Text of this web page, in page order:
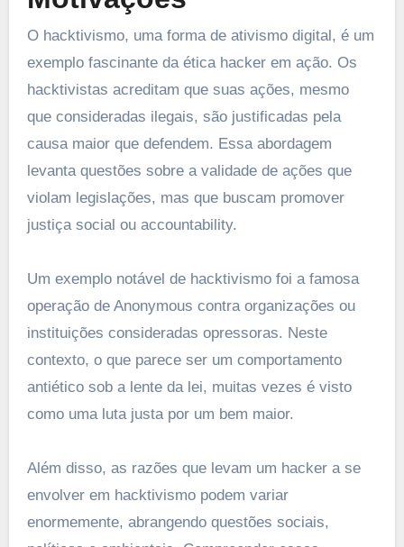
O hacktivismo, uma forma de ativismo digital, é um
exemplo fascinante da ética hacker em ação. Os
hacktivistas acreditam que suas ações, mesmo
que consideradas ilegais, são justificadas pela
causa maior que defendem. Essa abordagem
levanta questões sobre a validade de ações que
violam legislações, mas que buscam promover
justiça social ou accountability.
Um exemplo notável de hacktivismo foi a famosa
operação de Anonymous contra organizações ou
instituições consideradas opressoras. Neste
contexto, o que parece ser um comportamento
antiético sob a lente da lei, muitas vezes é visto
como uma luta justa por um bem maior.
Além disso, as razões que levam um hacker a se
envolver em hacktivismo podem variar
enormemente, abrangendo questões sociais,